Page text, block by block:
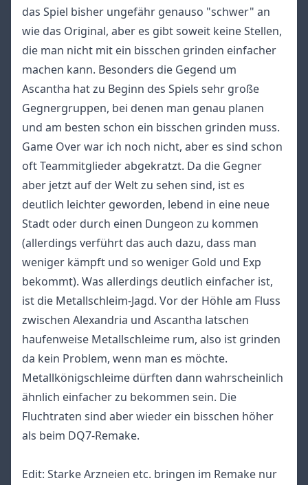
das Spiel bisher ungefähr genauso "schwer" an
wie das Original, aber es gibt soweit keine Stellen,
die man nicht mit ein bisschen grinden einfacher
machen kann. Besonders die Gegend um
Ascantha hat zu Beginn des Spiels sehr große
Gegnergruppen, bei denen man genau planen
und am besten schon ein bisschen grinden muss.
Game Over war ich noch nicht, aber es sind schon
oft Teammitglieder abgekratzt. Da die Gegner
aber jetzt auf der Welt zu sehen sind, ist es
deutlich leichter geworden, lebend in eine neue
Stadt oder durch einen Dungeon zu kommen
(allerdings verführt das auch dazu, dass man
weniger kämpft und so weniger Gold und Exp
bekommt). Was allerdings deutlich einfacher ist,
ist die Metallschleim-Jagd. Vor der Höhle am Fluss
zwischen Alexandria und Ascantha latschen
haufenweise Metallschleime rum, also ist grinden
da kein Problem, wenn man es möchte.
Metallkönigschleime dürften dann wahrscheinlich
ähnlich einfacher zu bekommen sein. Die
Fluchtraten sind aber wieder ein bisschen höher
als beim DQ7-Remake.
Edit: Starke Arzneien etc. bringen im Remake nur